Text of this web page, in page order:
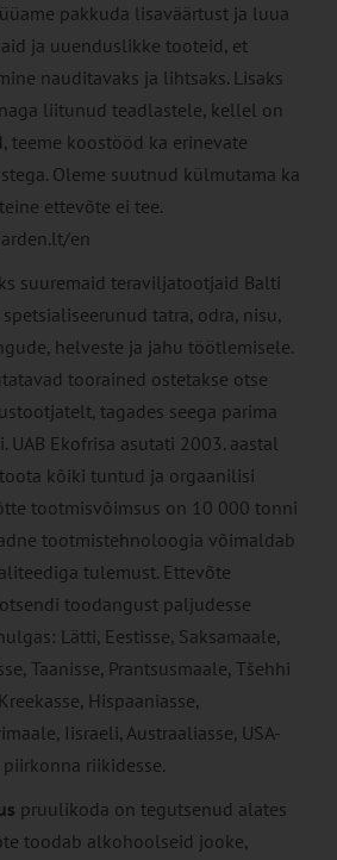
pakkuda lisaväärtust ja luua
ja uuenduslikke tooteid, et
nauditavaks ja lihtsaks. Lisaks
liitunud teadlastele, kellel on
teeme koostööd ka erinevate
Oleme suutnud külmutama ka
ettevõte ei tee.
en
suuremaid teraviljatootjaid Balti
tatra, odra, nisu,
helveste ja jahu töötlemisele.
toorained ostetakse otse
tagades seega parima
Ekofrisa asutati 2003. aastal
kõiki tuntud ja orgaanilisi
tootmisvõimsus on 10 000 tonni
tootmistehnoloogia võimaldab
tulemust. Ettevõte
toodangust paljudesse
Lätti, Eestisse, Saksamaale,
Taanisse, Prantsusmaale, Tšehhi
Hispaaniasse,
Iisraeli, Austraaliasse, USA-
riikidesse.
pruulikoda on tegutsenud alates
toodab alkohoolseid jooke,